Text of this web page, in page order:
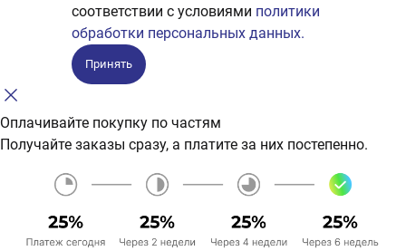
соответствии с условиями политики
обработки персональных данных.
Принять
Оплачивайте покупку по частям
Получайте заказы сразу, а платите за них постепенно.